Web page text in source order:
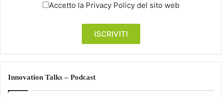
Accetto la Privacy Policy del sito web
Innovation Talks – Podcast